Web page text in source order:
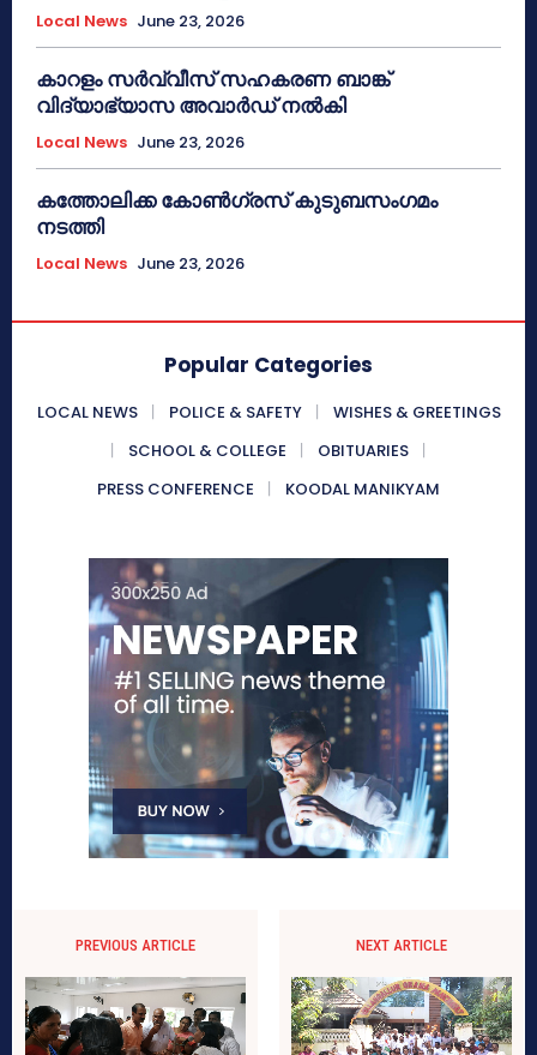
Local News June 23, 2026
കാറളം സർവ്വീസ് സഹകരണ ബാങ്ക്
വിദ്യാഭ്യാസ അവാർഡ് നൽകി
Local News June 23, 2026
കത്തോലിക്ക കോൺഗ്രസ് കുടുബസംഗമം
നടത്തി
Local News June 23, 2026
Popular Categories
LOCAL NEWS POLICE & SAFETY
WISHES & GREETINGS
SCHOOL & COLLEGE
OBITUARIES
PRESS CONFERENCE
KOODAL MANIKYAM
PREVIOUS ARTICLE NEXT ARTICLE